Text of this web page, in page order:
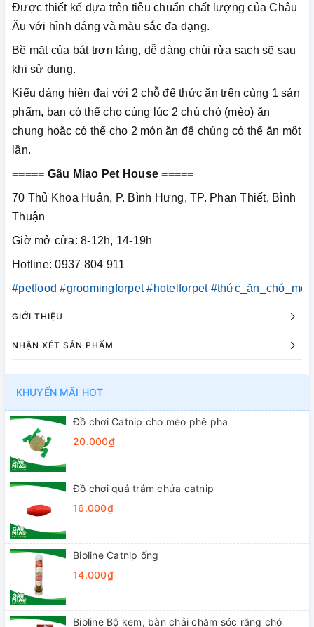
Được thiết kế dựa trên tiêu chuẩn chất lượng của Châu
Âu với hình dáng và màu sắc đa dạng.
Bề mặt của bát trơn láng, dễ dàng chùi rửa sạch sẽ sau
khi sử dụng.
Kiểu dáng hiện đại với 2 chỗ để thức ăn trên cùng 1 sản
phẩm, bạn có thể cho cùng lúc 2 chú chó (mèo) ăn
chung hoặc có thể cho 2 món ăn để chúng có thể ăn một
lần.
===== Gâu Miao Pet House =====
70 Thủ Khoa Huân, P. Bình Hưng, TP. Phan Thiết, Bình
Thuận
Giờ mở cửa: 8-12h, 14-19h
Hotline: 0937 804 911
#petfood #groomingforpet #hotelforpet #thức_ăn_chó_mèo
GIỚI THIỆU
NHẬN XÉT SẢN PHẨM
KHUYẾN MÃI HOT
Đồ chơi Catnip cho mèo phê pha
20.000₫
Đồ chơi quả trám chứa catnip
16.000₫
Bioline Catnip ống
14.000₫
Bioline Bộ kem, bàn chải chăm sóc răng chó